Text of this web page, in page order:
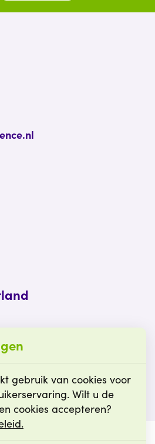
op Zorgkaart
gebruik van cookies voor
Wilt u de
cookies accepteren?